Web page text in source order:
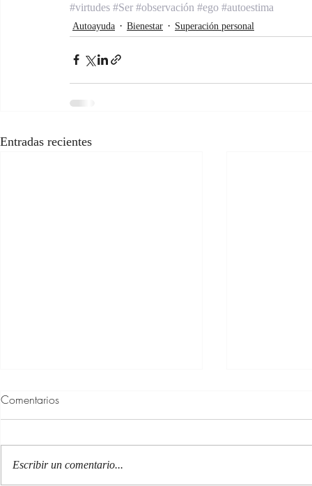
#virtudes #Ser #observación #ego #autoestima
Autoayuda Bienestar Superación personal
Entradas recientes
Comentarios
Escribir un comentario...